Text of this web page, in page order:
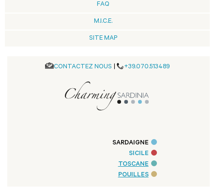
FAQ
M.I.C.E.
SITE MAP
CONTACTEZ NOUS | +39.070.513489
SARDAIGNE
SICILE
TOSCANE
POUILLES